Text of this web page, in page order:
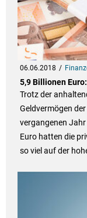
06.06.2018
5,9 Billionen
Trotz der
Geldvermögen
vergangenen
Euro hatten die
so viel auf der